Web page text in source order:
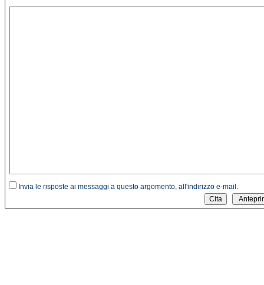
Invia le risposte ai messaggi a questo argomento, all'indirizzo e-mail.